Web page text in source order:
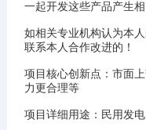
一起开发这些产品产生相
如相关专业机构认为本
联系本人合作改进的！
项目核心创新点：市面
力更合理等
项目详细用途：民用发电